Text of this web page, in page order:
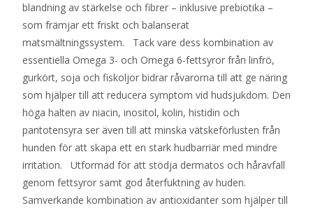
blandning av stärkelse och fibrer – inklusive prebiotika –
som främjar ett friskt och balanserat
matsmältningssystem. Tack vare dess kombination av
essentiella Omega 3- och Omega 6-fettsyror från linfrö,
gurkört, soja och fiskoljor bidrar råvarorna till att ge näring
som hjälper till att reducera symptom vid hudsjukdom. Den
höga halten av niacin, inositol, kolin, histidin och
pantotensyra ser även till att minska vätskeförlusten från
hunden för att skapa ett en stark hudbarriär med mindre
irritation. Utformad för att stödja dermatos och håravfall
genom fettsyror samt god återfuktning av huden.
Samverkande kombination av antioxidanter som hjälper till